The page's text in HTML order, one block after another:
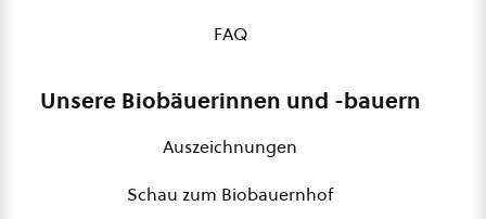
FAQ
Unsere Biobäuerinnen und -bauern
Auszeichnungen
Schau zum Biobauernhof